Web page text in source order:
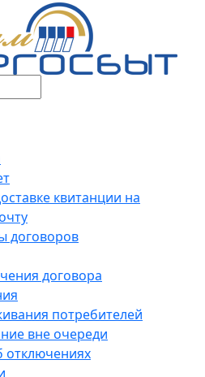
квитанции на
договоров
договора
потребителей
вне очереди
отключениях